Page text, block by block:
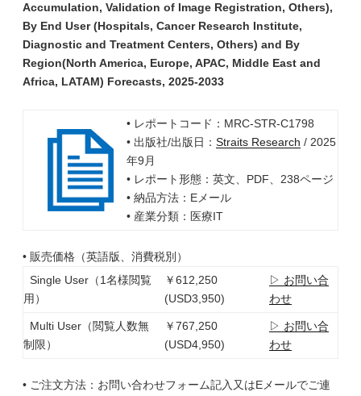
Accumulation, Validation of Image Registration, Others),
By End User (Hospitals, Cancer Research Institute,
Diagnostic and Treatment Centers, Others) and By
Region(North America, Europe, APAC, Middle East and
Africa, LATAM) Forecasts, 2025-2033
• レポートコード：MRC-STR-C1798
• 出版社/出版日： Straits Research / 2025
年9月
• レポート形態：英文、PDF、238ページ
• 納品方法：Eメール
• 産業分類：医療IT
• 販売価格（英語版、消費税別）
Single User（1名様閲覧
用）
￥612,250
(USD3,950)
▷ お問い合
わせ
Multi User（閲覧人数無
制限）
￥767,250
(USD4,950)
▷ お問い合
わせ
• ご注文方法：お問い合わせフォーム記入又はEメールでご連